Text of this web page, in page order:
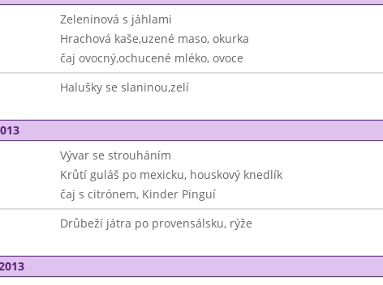
Zeleninová s jáhlami
Hrachová kaše,uzené maso, okurka
čaj ovocný,ochucené mléko, ovoce
Halušky se slaninou,zelí
Vývar se strouháním
Krůtí guláš po mexicku, houskový knedlík
čaj s citrónem, Kinder Pinguí
Drůbeží játra po provensálsku, rýže